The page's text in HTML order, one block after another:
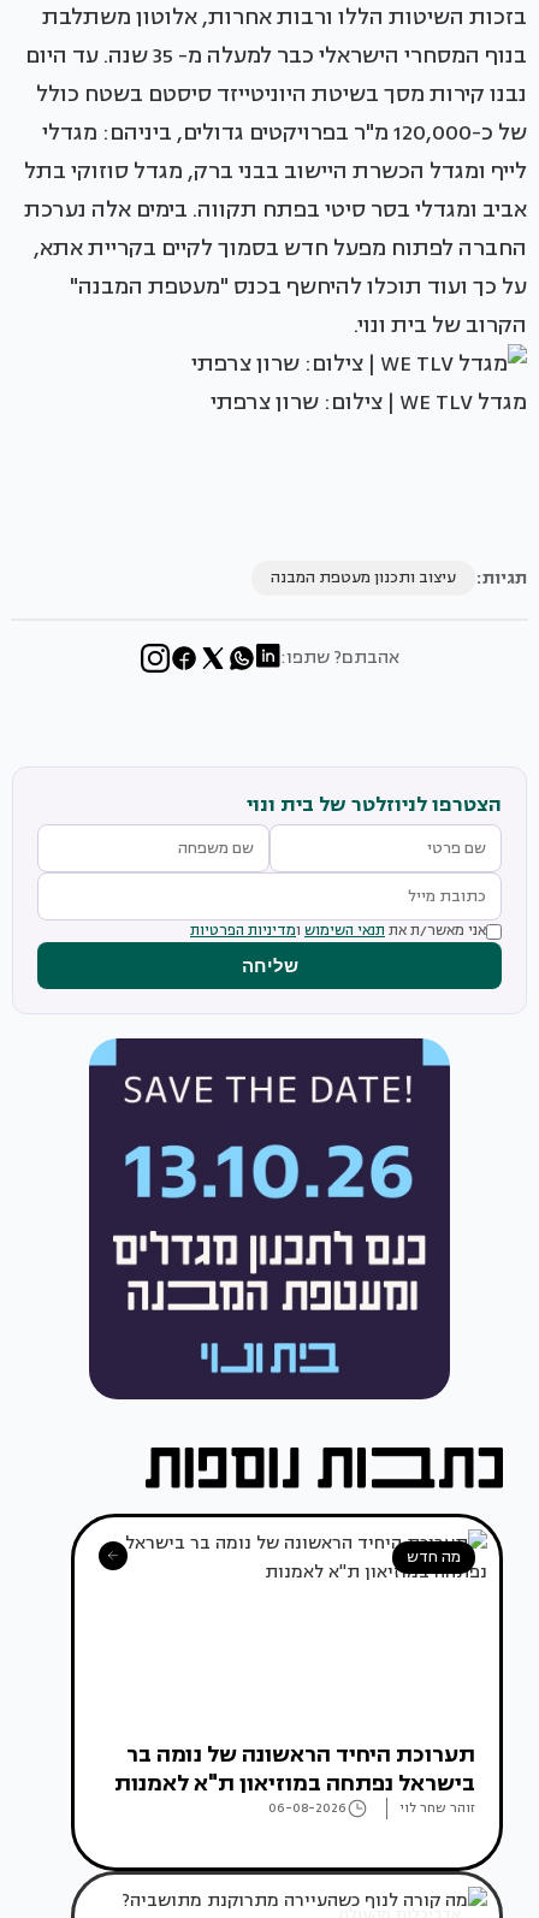
בזכות השיטות הללו ורבות אחרות, אלוטון משתלבת
בנוף המסחרי הישראלי כבר למעלה מ- 35 שנה. עד היום
נבנו קירות מסך בשיטת היוניטייזד סיסטם בשטח כולל
של כ-120,000 מ"ר בפרויקטים גדולים, ביניהם: מגדלי
לייף ומגדל הכשרת היישוב בבני ברק, מגדל סוזוקי בתל
אביב ומגדלי בסר סיטי בפתח תקווה. בימים אלה נערכת
החברה לפתוח מפעל חדש בסמוך לקיים בקריית אתא,
על כך ועוד תוכלו להיחשף בכנס "מעטפת המבנה"
הקרוב של בית ונוי.
מגדל WE TLV | צילום: שרון צרפתי
תגיות: עיצוב ותכנון מעטפת המבנה
אהבתם? שתפו:
הצטרפו לניוזלטר של בית ונוי
אני מאשר/ת את תנאי השימוש ומדיניות הפרטיות
שליחה
מה חדש
תערוכת היחיד הראשונה של נומה בר
בישראל נפתחה במוזיאון ת"א לאמנות
זוהר שחר לוי 06-08-2026